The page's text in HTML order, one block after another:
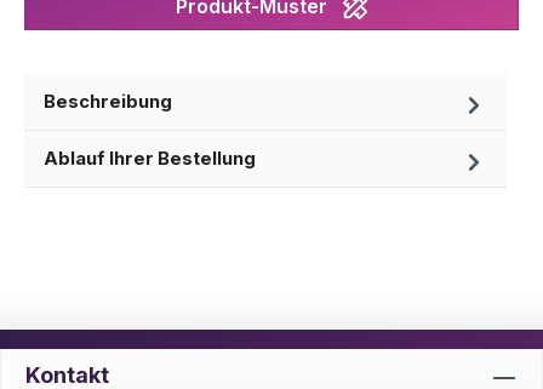
Produkt-Muster
Beschreibung
Ablauf Ihrer Bestellung
Kontakt